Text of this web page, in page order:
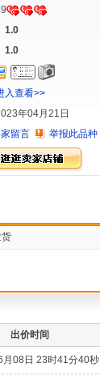
1.0
1.0
入查看>>
年04月21日
留言
举报此品种
出价时间
月08日 23时41分40秒